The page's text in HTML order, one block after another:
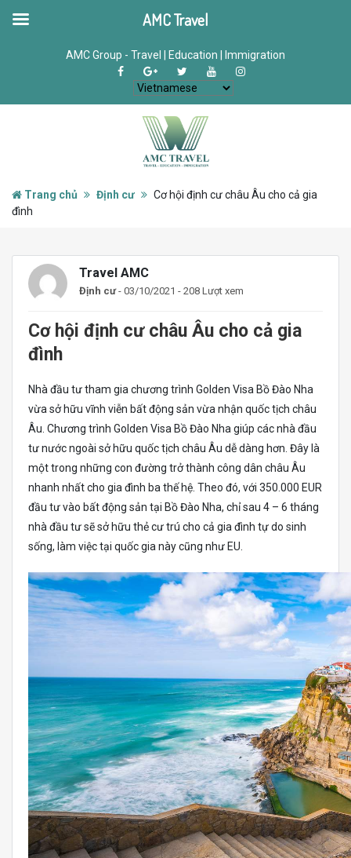
AMC Group - Travel | Education | Immigration
Trang chủ Định cư
Cơ hội định cư châu Âu cho cả gia
đình
Travel AMC
Định cư - 03/10/2021 - 208 Lượt xem
Cơ hội định cư châu Âu cho cả gia
đình
Nhà đầu tư tham gia chương trình Golden Visa Bồ Đào Nha
vừa sở hữu vĩnh viễn bất động sản vừa nhận quốc tịch châu
Âu. Chương trình Golden Visa Bồ Đào Nha giúp các nhà đầu
tư nước ngoài sở hữu quốc tịch châu Âu dễ dàng hơn. Đây là
một trong những con đường trở thành công dân châu Âu
nhanh nhất cho gia đình ba thế hệ. Theo đó, với 350.000 EUR
đầu tư vào bất động sản tại Bồ Đào Nha, chỉ sau 4 – 6 tháng
nhà đầu tư sẽ sở hữu thẻ cư trú cho cả gia đình tự do sinh
sống, làm việc tại quốc gia này cũng như EU.
AMC Travel